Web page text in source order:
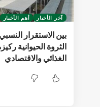
آخر الأخبار أهم الأخبار
بين الاستقرار
الثروة الحيوانية
الغذائي والاقتصادي